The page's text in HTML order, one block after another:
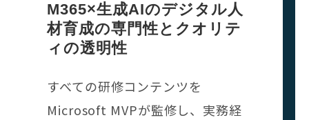
M365×生成AIのデジタル人
材育成の専門性とクオリテ
ィの透明性
すべての研修コンテンツを
Microsoft MVPが監修し、実務経